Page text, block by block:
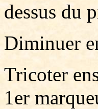
dessus du
Diminuer
Tricoter
1er